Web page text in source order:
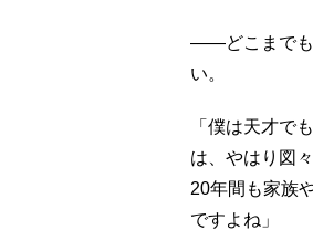
――どこまでも
い。
「僕は天才で
は、やはり図
20年間も家族
ですよね」